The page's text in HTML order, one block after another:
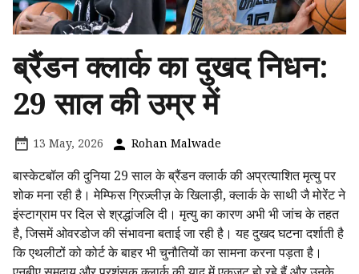
ब्रैंडन क्लार्क का दुखद निधन:
29 साल की उम्र में
13 May, 2026 Rohan Malwade
बास्केटबॉल की दुनिया 29 साल के ब्रैंडन क्लार्क की अप्रत्याशित मृत्यु पर
शोक मना रही है। मेम्फिस ग्रिज़्लीज़ के खिलाड़ी, क्लार्क के साथी जै मोरेंट ने
इंस्टाग्राम पर दिल से श्रद्धांजलि दी। मृत्यु का कारण अभी भी जांच के तहत
है, जिसमें ओवरडोज की संभावना बताई जा रही है। यह दुखद घटना दर्शाती है
कि एथलीटों को कोर्ट के बाहर भी चुनौतियों का सामना करना पड़ता है।